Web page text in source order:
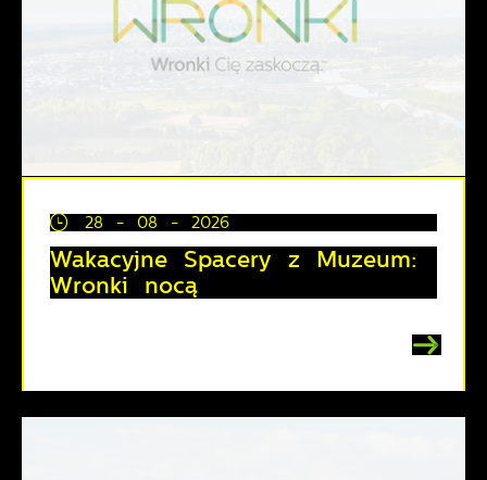
28 - 08 - 2026
Wakacyjne Spacery z Muzeum:
Wronki nocą